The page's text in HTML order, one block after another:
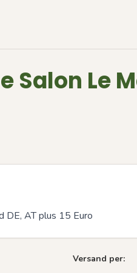
Salon Le
DE, AT plus 15 Euro
Versand per: